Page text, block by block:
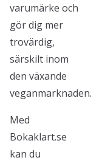
varumärke och
gör dig mer
trovärdig,
särskilt inom
den växande
veganmarknaden.
Med
Bokaklart.se
kan du